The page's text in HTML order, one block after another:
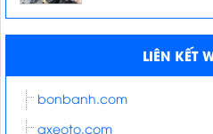
LIÊN KẾT
bonbanh.com
axeoto.com